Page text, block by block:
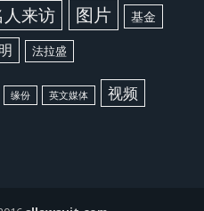
人来访 图片 基金
法拉盛
缘份 英文媒体 视频